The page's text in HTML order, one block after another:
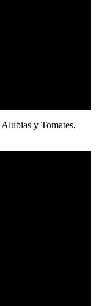
y Tomates,